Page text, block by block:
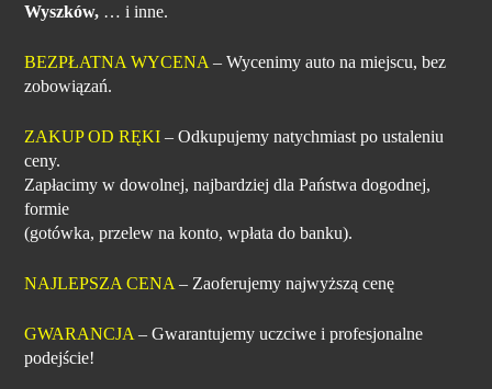
Wyszków, … i inne.
BEZPŁATNA WYCENA – Wycenimy auto na miejscu, bez
zobowiązań.
ZAKUP OD RĘKI – Odkupujemy natychmiast po ustaleniu
ceny.
Zapłacimy w dowolnej, najbardziej dla Państwa dogodnej,
formie
(gotówka, przelew na konto, wpłata do banku).
NAJLEPSZA CENA – Zaoferujemy najwyższą cenę
GWARANCJA – Gwarantujemy uczciwe i profesjonalne
podejście!